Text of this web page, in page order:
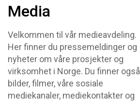
Media
Velkommen til vår medieavdeling.
Her finner du pressemeldinger og
nyheter om våre prosjekter og
virksomhet i Norge. Du finner også
bilder, filmer, våre sosiale
mediekanaler, mediekontakter og